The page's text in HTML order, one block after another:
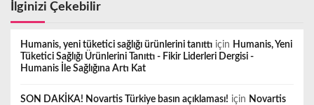
İlginizi Çekebilir
Humanis, yeni tüketici sağlığı ürünlerini tanıttı için Humanis, Yeni
Tüketici Sağlığı Ürünlerini Tanıttı - Fikir Liderleri Dergisi -
Humanis İle Sağlığına Artı Kat
SON DAKİKA! Novartis Türkiye basın açıklaması! için Novartis